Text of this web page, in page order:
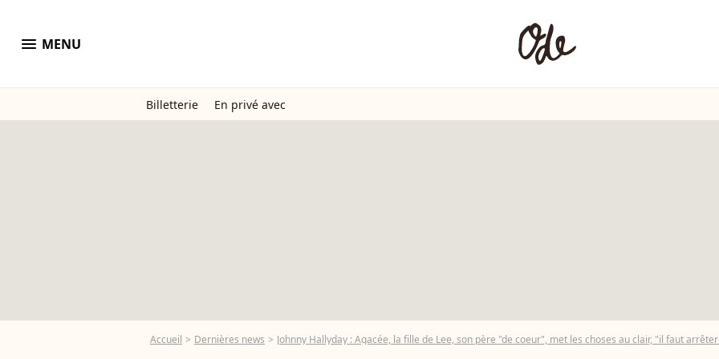
menu MENU
Billetterie En privé avec
Accueil Dernières news Johnny Hallyday : Agacée, la fille de Lee, son père "de coeur", met les choses au clair, "il faut